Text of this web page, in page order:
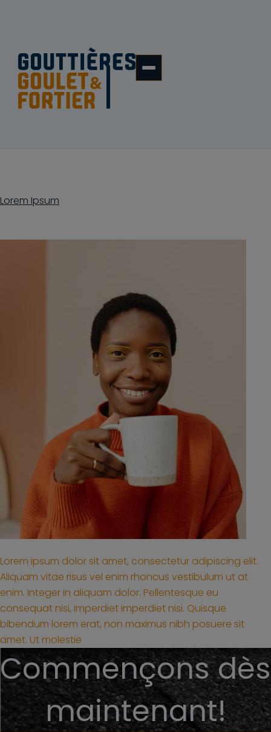
Lorem Ipsum
Lorem ipsum dolor sit amet, consectetur adipiscing elit.
Aliquam vitae risus vel enim rhoncus vestibulum ut at
enim. Integer in aliquam dolor. Pellentesque eu
consequat nisi, imperdiet imperdiet nisi. Quisque
bibendum lorem erat, non maximus nibh posuere sit
amet. Ut molestie
Commençons dès
maintenant!